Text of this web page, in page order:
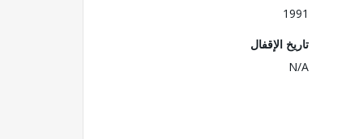
1991
تاريخ الإقفال
N/A